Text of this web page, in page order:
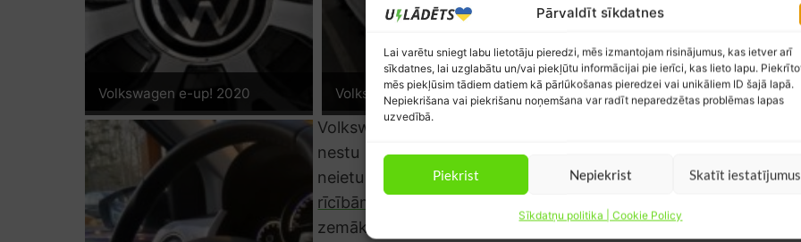
Pārvaldīt sīkdatnes
Lai varētu sniegt labu lietotāju pieredzi, mēs izmantojam risinājumus, kas ietver arī
sīkdatnes, lai uzglabātu un/vai piekļūtu informācijai pie ierīci, kas lieto lapu.
mēs piekļūsim tādiem datiem kā pārlūkošanas pieredzei vai unikāliem ID šajā lapā.
Nepiekrišana vai piekrišanu noņemšana var radīt neparedzētas problēmas lapas
uzvedībā.
Piekrist Nepiekrist Skatīt iestatījumus
Sīkdatņu politika | Cookie Policy
Volkswagen e-up! 2020 Volkswagen e-up! 2020 Volkswagen e-up! 2020
Volkswagen no visām savām automašīnām izvēlējās šo, lai tā
nestu tā jauno logo. Viņi varēja izvēlēties jauno Golf, bet tas
neietu kopā ar jauno VW tēlu, kas iratbildīgāks par savām
rīcībām pret vidi
zemāk atradīsiet manus iespaidus par to.